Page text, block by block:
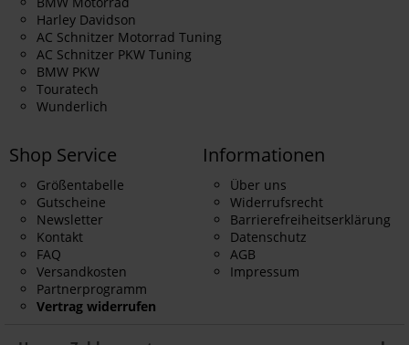
Harley Davidson
AC Schnitzer Motorrad Tuning
AC Schnitzer PKW Tuning
BMW PKW
Touratech
Wunderlich
Shop Service
Größentabelle
Gutscheine
Newsletter
Kontakt
FAQ
Versandkosten
Partnerprogramm
Vertrag widerrufen
Informationen
Über uns
Widerrufsrecht
Barrierefreiheitserklärung
Datenschutz
AGB
Impressum